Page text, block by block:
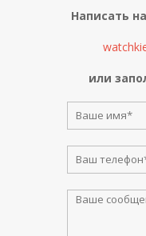
Написать
или